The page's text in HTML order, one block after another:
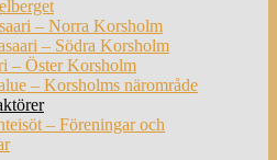
– Norra Korsholm
– Södra Korsholm
– Öster Korsholm
– Korsholms närområde
– Föreningar och